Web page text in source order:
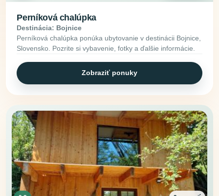
Perníková chalúpka
Destinácia: Bojnice
Perníková chalúpka ponúka ubytovanie v destinácii Bojnice,
Slovensko. Pozrite si vybavenie, fotky a ďalšie informácie.
Zobraziť ponuky